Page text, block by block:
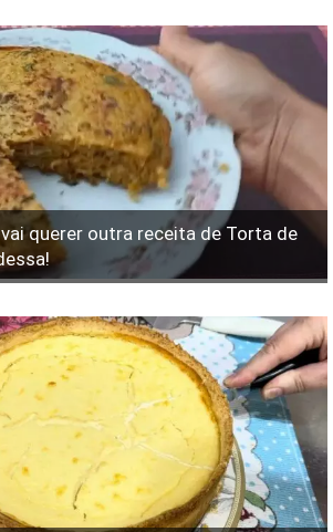
querer outra receita de Torta de